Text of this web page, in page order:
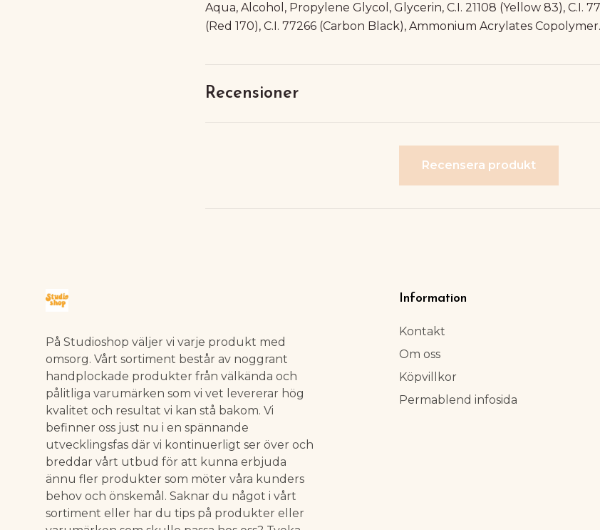
Aqua, Alcohol, Propylene Glycol, Glycerin, C.I. 21108 (Yellow 83), C.I.
(Red 170), C.I. 77266 (Carbon Black), Ammonium Acrylates Copolymer.
Recensioner
Recensera produkt
På Studioshop väljer vi varje produkt med
omsorg. Vårt sortiment består av noggrant
handplockade produkter från välkända och
pålitliga varumärken som vi vet levererar hög
kvalitet och resultat vi kan stå bakom. Vi
befinner oss just nu i en spännande
utvecklingsfas där vi kontinuerligt ser över och
breddar vårt utbud för att kunna erbjuda
ännu fler produkter som möter våra kunders
behov och önskemål. Saknar du något i vårt
sortiment eller har du tips på produkter eller
Information
Kontakt
Om oss
Köpvillkor
Permablend infosida